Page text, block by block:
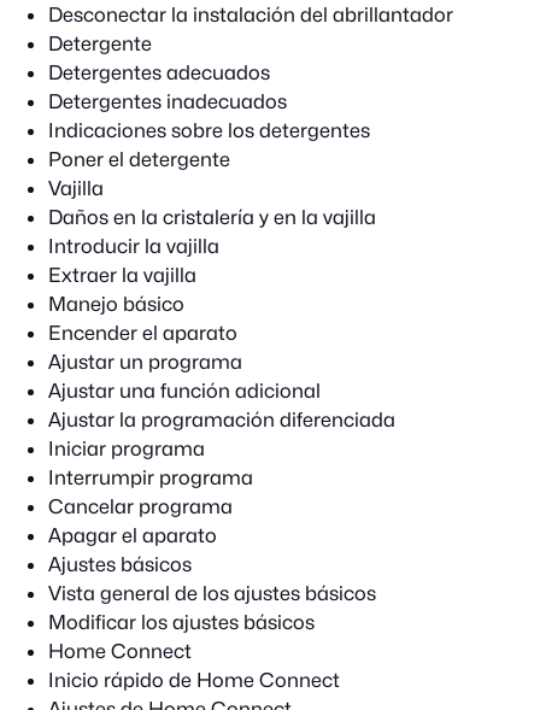
Desconectar la instalación del abrillantador
Detergente
Detergentes adecuados
Detergentes inadecuados
Indicaciones sobre los detergentes
Poner el detergente
Vajilla
Daños en la cristalería y en la vajilla
Introducir la vajilla
Extraer la vajilla
Manejo básico
Encender el aparato
Ajustar un programa
Ajustar una función adicional
Ajustar la programación diferenciada
Iniciar programa
Interrumpir programa
Cancelar programa
Apagar el aparato
Ajustes básicos
Vista general de los ajustes básicos
Modificar los ajustes básicos
Home Connect
Inicio rápido de Home Connect